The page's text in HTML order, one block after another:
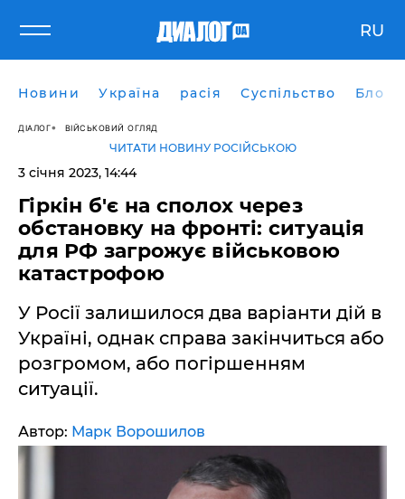
RU
Новини Україна расія Суспільство Блоги
ДІАЛОГ ВІЙСЬКОВИЙ ОГЛЯД
ЧИТАТИ НОВИНУ РОСІЙСЬКОЮ
3 січня 2023, 14:44
Гіркін б'є на сполох через
обстановку на фронті: ситуація
для РФ загрожує військовою
катастрофою
У Росії залишилося два варіанти дій в
Україні, однак справа закінчиться або
розгромом, або погіршенням
ситуації.
Автор: Марк Ворошилов